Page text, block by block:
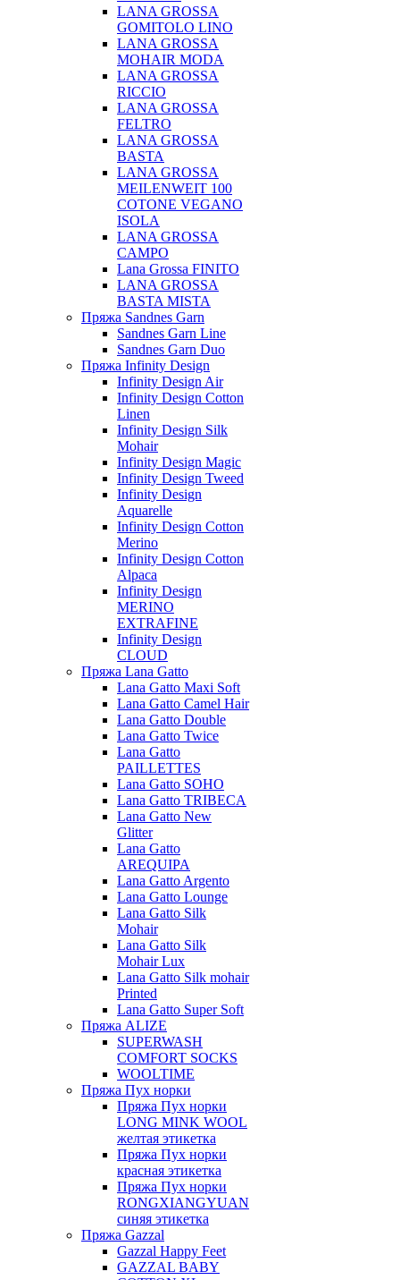
LANA GROSSA
GOMITOLO LINO
LANA GROSSA
MOHAIR MODA
LANA GROSSA
RICCIO
LANA GROSSA
FELTRO
LANA GROSSA
BASTA
LANA GROSSA
MEILENWEIT 100
COTONE VEGANO
ISOLA
LANA GROSSA
CAMPO
Lana Grossa FINITO
LANA GROSSA
BASTA MISTA
Пряжа Sandnes Garn
Sandnes Garn Line
Sandnes Garn Duo
Пряжа Infinity Design
Infinity Design Air
Infinity Design Cotton
Linen
Infinity Design Silk
Mohair
Infinity Design Magic
Infinity Design Tweed
Infinity Design
Aquarelle
Infinity Design Cotton
Merino
Infinity Design Cotton
Alpaca
Infinity Design
MERINO
EXTRAFINE
Infinity Design
CLOUD
Пряжа Lana Gatto
Lana Gatto Maxi Soft
Lana Gatto Camel Hair
Lana Gatto Double
Lana Gatto Twice
Lana Gatto
PAILLETTES
Lana Gatto SOHO
Lana Gatto TRIBECA
Lana Gatto New
Glitter
Lana Gatto
AREQUIPA
Lana Gatto Argento
Lana Gatto Lounge
Lana Gatto Silk
Mohair
Lana Gatto Silk
Mohair Lux
Lana Gatto Silk mohair
Printed
Lana Gatto Super Soft
Пряжа ALIZE
SUPERWASH
COMFORT SOCKS
WOOLTIME
Пряжа Пух норки
Пряжа Пух норки
LONG MINK WOOL
желтая этикетка
Пряжа Пух норки
красная этикетка
Пряжа Пух норки
RONGXIANGYUAN
синяя этикетка
Пряжа Gazzal
Gazzal Happy Feet
GAZZAL BABY